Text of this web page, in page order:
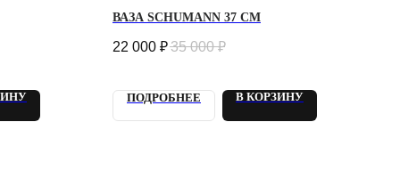
ВАЗА SCHUMANN 37 СМ
22 000 ₽35 000 ₽
ПОДРОБНЕЕ В КОРЗИНУ